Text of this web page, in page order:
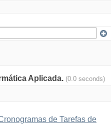
Aplicada. (0.0 seconds)
de Tarefas de